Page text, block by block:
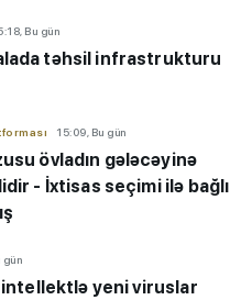
Bu gün
təhsil infrastrukturu
15:09, Bu gün
övladın gələcəyinə
- İxtisas seçimi ilə bağlı
gün
yeni viruslar